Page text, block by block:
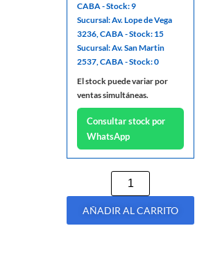
CABA - Stock: 9
Sucursal: Av. Lope de Vega
3236, CABA - Stock: 15
Sucursal: Av. San Martin
2537, CABA - Stock: 0
El stock puede variar por
ventas simultáneas.
Consultar stock por
WhatsApp
AÑADIR AL CARRITO